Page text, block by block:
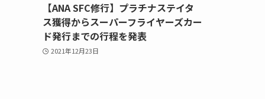
【ANA SFC修行】プラチナステイタ
ス獲得からスーパーフライヤーズカー
ド発行までの行程を発表
2021年12月23日